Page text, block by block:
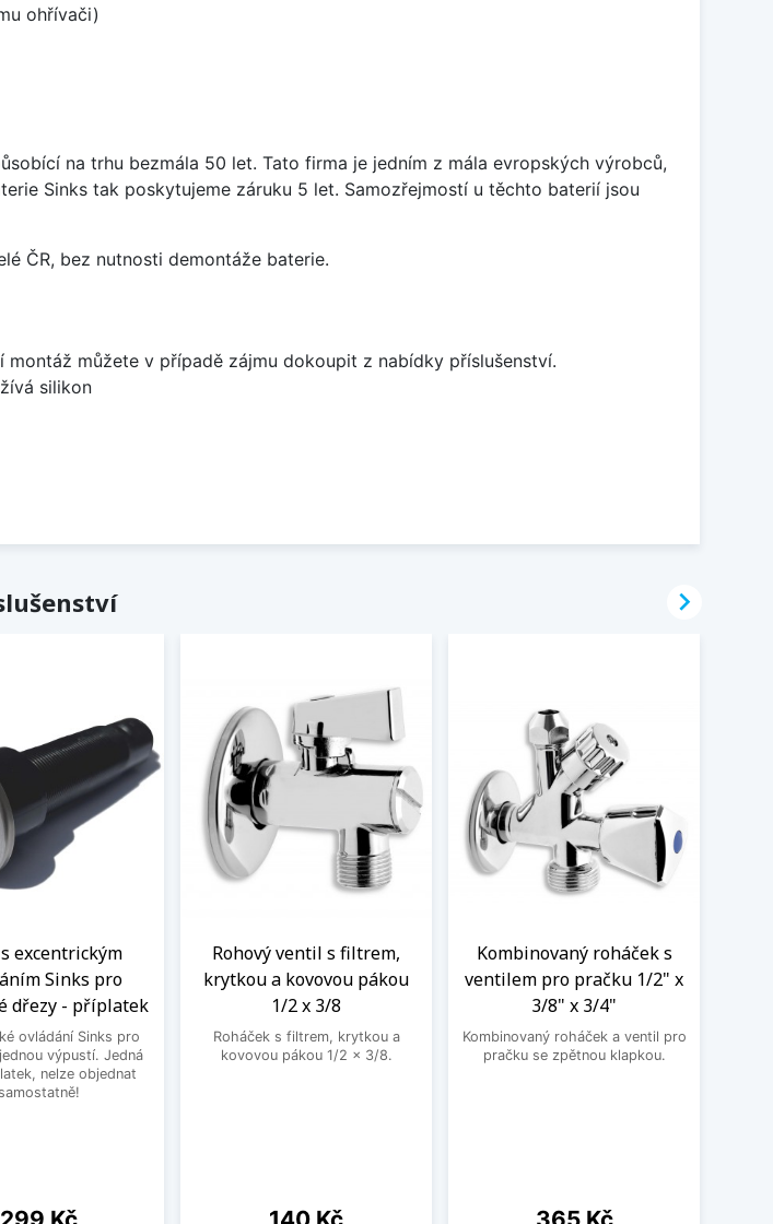
ohřívači)
na trhu bezmála 50 let. Tato firma je jedním z mála evropských výrobců,
Sinks tak poskytujeme záruku 5 let. Samozřejmostí u těchto baterií jsou
ČR, bez nutnosti demontáže baterie.
můžete v případě zájmu dokoupit z nabídky příslušenství.
silikon
excentrickým
Sinks pro
dřezy - příplatek
ovládání Sinks pro
výpustí. Jedná
nelze objednat
samostatně!
Cena
Rohový ventil s filtrem,
krytkou a kovovou pákou
1/2 x 3/8
Roháček s filtrem, krytkou a
kovovou pákou 1/2 x 3/8.
Cena
Kombinovaný roháček s
ventilem pro pračku 1/2" x
3/8" x 3/4"
Kombinovaný roháček a ventil pro
pračku se zpětnou klapkou.
Cena
